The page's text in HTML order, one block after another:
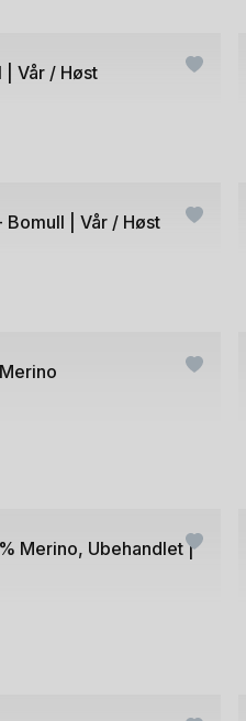
| Vår / Høst
Bomull | Vår / Høst
Merino, Ubehandlet |